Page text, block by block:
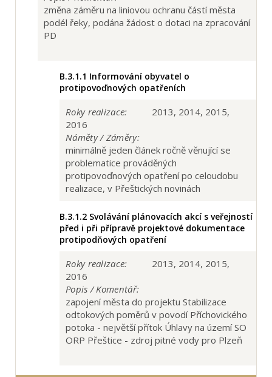
změna záměru na liniovou ochranu částí města
podél řeky, podána žádost o dotaci na zpracování
PD
B.3.1.1 Informování obyvatel o
protipovoďnových opatřeních
Roky realizace:
2013, 2014, 2015,
2016
Náměty / Záměry:
minimálně jeden článek ročně věnující se
problematice prováděných
protipovoďnových opatření po celoudobu
realizace, v Přeštických novinách
B.3.1.2 Svolávání plánovacích akcí s veřejností
před i při přípravě projektové dokumentace
protipodňových opatření
Roky realizace:
2013, 2014, 2015,
2016
Popis / Komentář:
zapojení města do projektu Stabilizace
odtokových poměrů v povodí Příchovického
potoka - největší přítok Úhlavy na území SO
ORP Přeštice - zdroj pitné vody pro Plzeň